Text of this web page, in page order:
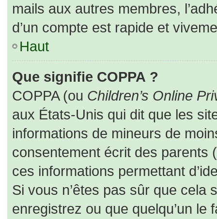
mails aux autres membres,
d’un compte est rapide et
Haut
Que signifie COPPA ?
COPPA (ou Children’s Online
aux États-Unis qui dit que les
informations de mineurs de
consentement écrit des parents
ces informations permettant
Si vous n’êtes pas sûr que cela
enregistrez ou que quelqu’un